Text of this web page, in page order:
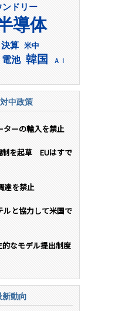
ンドリー
導体
決算 米中
電池 韓国 ＡＩ
中政策
ターの輸入を禁止
制を起草 EUはすで
達を禁止
ルと協力して米国で
的なモデル提出制度
新動向